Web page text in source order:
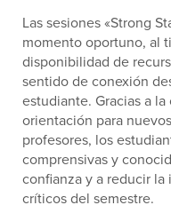
Las sesiones «Strong
momento oportuno, al
disponibilidad de
sentido de conexión
estudiante. Gracias a
orientación para
profesores, los
comprensivas y
confianza y a reducir
críticos del semestre.